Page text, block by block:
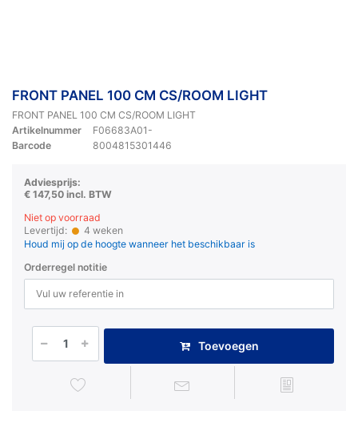
FRONT PANEL 100 CM CS/ROOM LIGHT
FRONT PANEL 100 CM CS/ROOM LIGHT
Artikelnummer
F06683A01-
Barcode
8004815301446
Adviesprijs:
€ 147,50 incl. BTW
Niet op voorraad
Levertijd:
4 weken
Houd mij op de hoogte wanneer het beschikbaar is
Orderregel notitie
Toevoegen